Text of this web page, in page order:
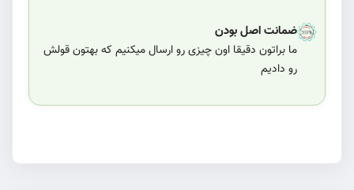
ضمانت اصل بودن
ما براتون دقیقا اون چیزی رو ارسال میکنیم که بهتون قولش
رو دادیم